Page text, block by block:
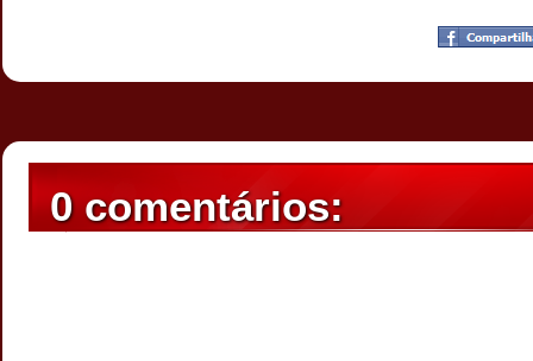
22:03
0 comentários: